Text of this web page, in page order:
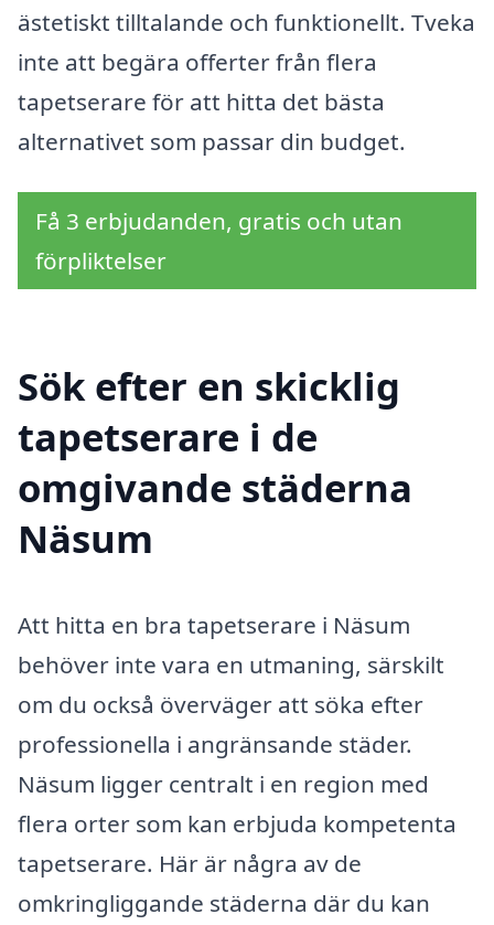
ästetiskt tilltalande och funktionellt. Tveka
inte att begära offerter från flera
tapetserare för att hitta det bästa
alternativet som passar din budget.
Få 3 erbjudanden, gratis och utan
förpliktelser
Sök efter en skicklig
tapetserare i de
omgivande städerna
Näsum
Att hitta en bra tapetserare i Näsum
behöver inte vara en utmaning, särskilt
om du också överväger att söka efter
professionella i angränsande städer.
Näsum ligger centralt i en region med
flera orter som kan erbjuda kompetenta
tapetserare. Här är några av de
omkringliggande städerna där du kan